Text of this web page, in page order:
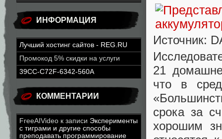
ИНФОРМАЦИЯ
Лучший хостинг сайтов - REG.RU
Промокод 5% скидки на услуги
39CC-C72F-6342-560A
КОММЕНТАРИИ
FreeAIVideo к записи Эксперименты
с тиграми и другие способы
преподавать программирование
Источник:
21
что в
срока за
хорошим